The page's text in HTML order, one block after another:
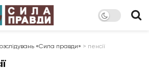
«Сила правди» > пенсії